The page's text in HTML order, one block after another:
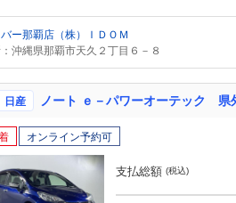
バー那覇店（株）ＩＤＯＭ
沖縄県那覇市天久２丁目６－８
日産
オンライン予約可
支払総額 (税込)